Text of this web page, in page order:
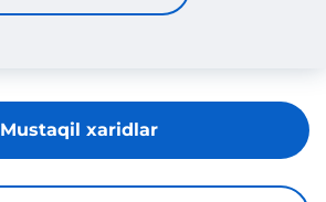
Mustaqil xaridlar